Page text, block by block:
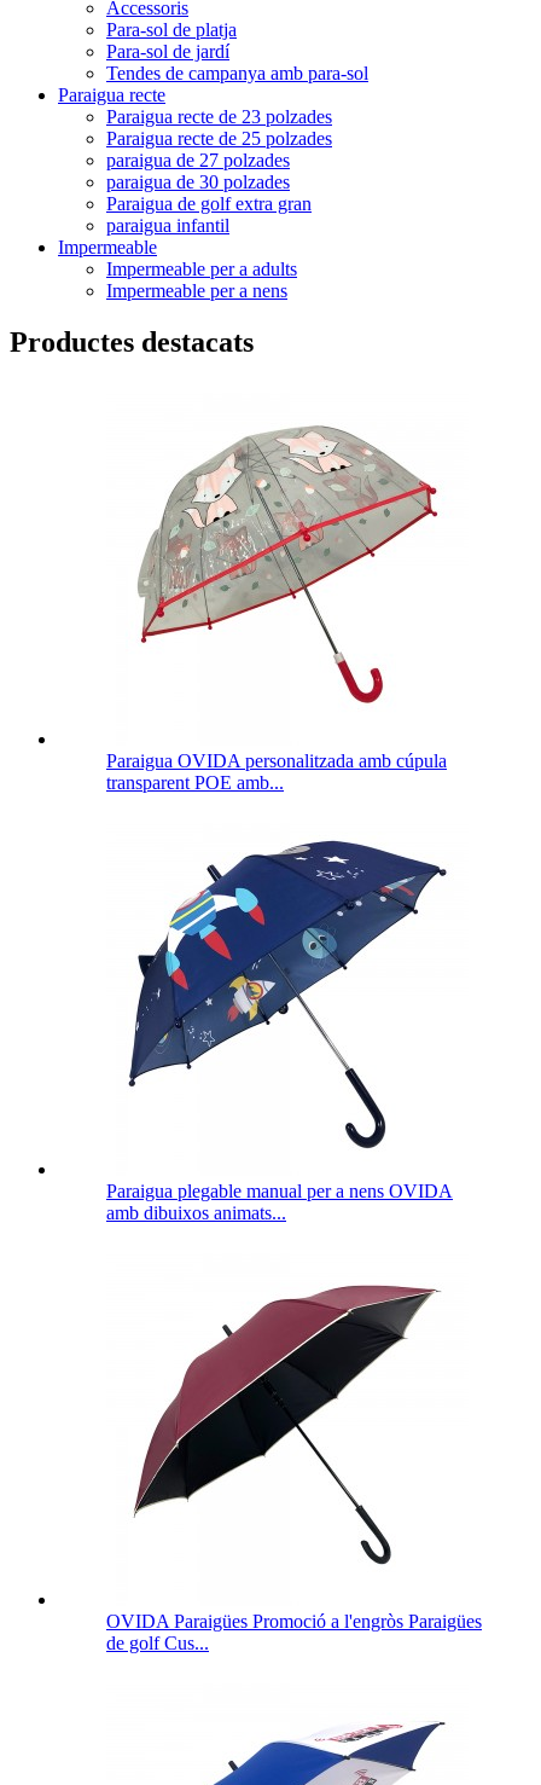
Accessoris
Para-sol de platja
Para-sol de jardí
Tendes de campanya amb para-sol
Paraigua recte
Paraigua recte de 23 polzades
Paraigua recte de 25 polzades
paraigua de 27 polzades
paraigua de 30 polzades
Paraigua de golf extra gran
paraigua infantil
Impermeable
Impermeable per a adults
Impermeable per a nens
Productes destacats
Paraigua OVIDA personalitzada amb cúpula
transparent POE amb...
Paraigua plegable manual per a nens OVIDA
amb dibuixos animats...
OVIDA Paraigües Promoció a l'engròs Paraigües
de golf Cus...